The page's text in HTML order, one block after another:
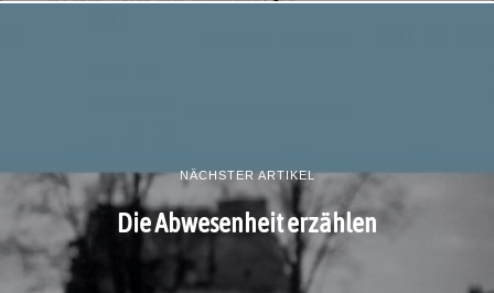
NÄCHSTER ARTIKEL
Die Abwesenheit erzählen